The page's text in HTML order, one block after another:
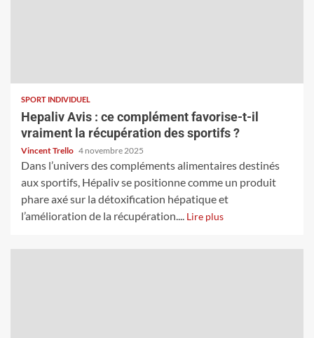
SPORT INDIVIDUEL
Hepaliv Avis : ce complément favorise-t-il
vraiment la récupération des sportifs ?
Vincent Trello 4 novembre 2025
Dans l’univers des compléments alimentaires destinés
aux sportifs, Hépaliv se positionne comme un produit
phare axé sur la détoxification hépatique et
l’amélioration de la récupération.... Lire plus